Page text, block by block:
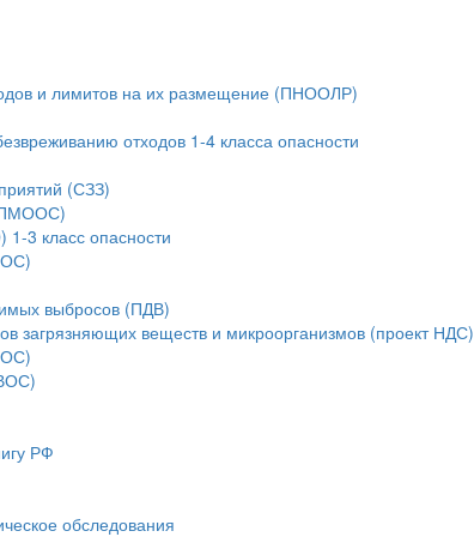
и лимитов на их размещение (ПНООЛР)
отходов 1-4 класса опасности
(СЗЗ)
3 класс опасности
выбросов (ПДВ)
загрязняющих веществ и микроорганизмов (проект НДС)
РФ
обследования